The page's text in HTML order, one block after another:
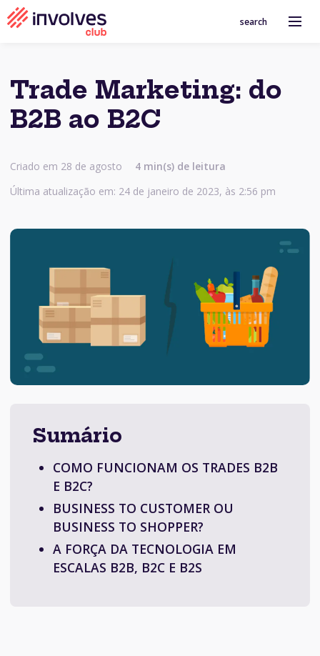
search
Trade Marketing: do
B2B ao B2C
Criado em 28 de agosto 4 min(s) de leitura
Última atualização em: 24 de janeiro de 2023, às 2:56 pm
Sumário
COMO FUNCIONAM OS TRADES B2B
E B2C?
BUSINESS TO CUSTOMER OU
BUSINESS TO SHOPPER?
A FORÇA DA TECNOLOGIA EM
ESCALAS B2B, B2C E B2S